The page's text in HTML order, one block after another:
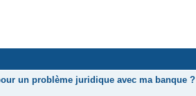
un problème juridique avec ma banque ?